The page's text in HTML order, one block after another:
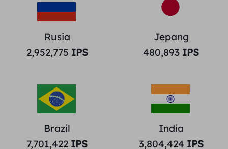
Rusia
2,952,775 IPS
Jepang
480,893 IPS
Brazil
7,701,422 IPS
India
3,804,424 IPS